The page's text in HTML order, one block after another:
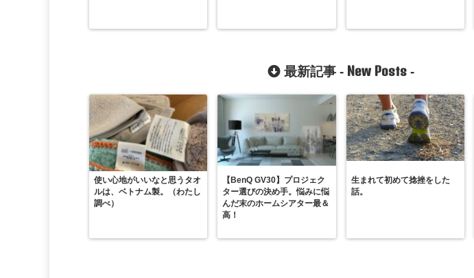
最新記事 - New Posts -
使い心地がいいなと思うタオ
ルは、ベトナム製。（わたし
調べ）
【BenQ GV30】プロジェク
ター選びの決め手。悩みに悩
んだ末のホームシアター最＆
高！
生まれて初めて捻挫をした
話。